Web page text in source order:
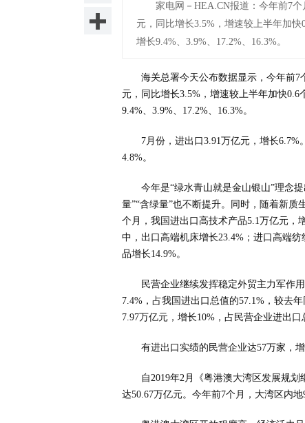
家电网－HEA.CN报道： 今年前7个
元，同比增长3.5%，增速较上半年加
增长9.4%、3.9%、17.2%、16.3%。
海关总署今天公布数据显示，今年前
元，同比增长3.5%，增速较上半年加快
9.4%、3.9%、17.2%、16.3%。
7月份，进出口3.91万亿元，增长
4.8%。
今年是“绿水青山就是金山银山”理念
量”“含绿量”也不断提升。同时，随着新
个月，我国进出口高技术产品5.1万亿元，
中，出口高端机床增长23.4%；进口高端
品增长14.9%。
民营企业继续发挥稳定外贸主力军作
7.4%，占我国进出口总值的57.1%，较去
7.97万亿元，增长10%，占民营企业进出口
有进出口实绩的民营企业达57万家，
自2019年2月《粤港澳大湾区发展规
达50.67万亿元。今年前7个月，大湾区内地